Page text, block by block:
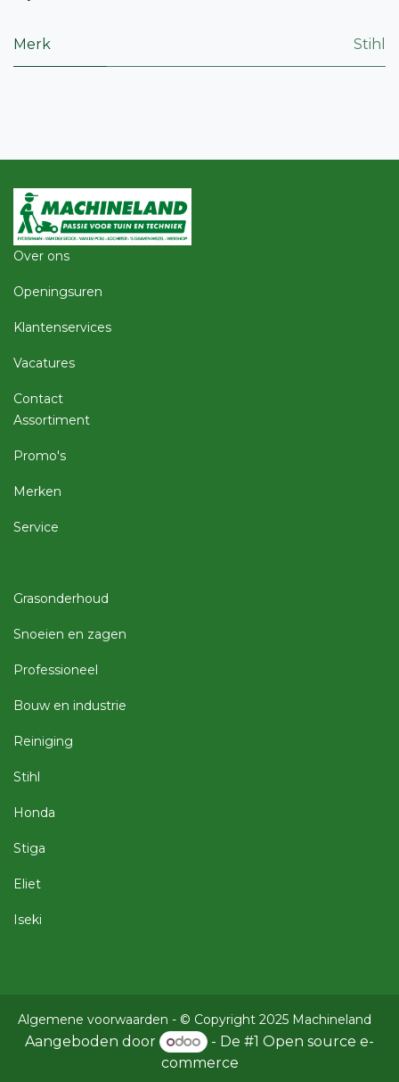
Merk Stihl
Grasonderhoud
Snoeien en zagen
Professioneel
Bouw en industrie
Reiniging
Over ons
Openingsuren
Klantenservices
Vacatures
Contact
Assortiment
Promo's
Merken
Service
Stihl
Honda
Stiga
Eliet
Iseki
Algemene voorwaarden - © Copyright 2025 Machineland
Aangeboden door - De #1Open source e-
commerce